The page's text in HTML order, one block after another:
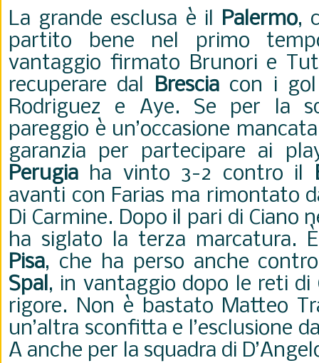
La grande esclusa è il Palermo,
partito bene nel primo
vantaggio firmato Brunori e
recuperare dal Bresciacon i gol
Rodriguez e Aye. Se per la
pareggio è un’occasione
garanzia per partecipare ai
Perugia ha vinto 3-2 contro il
avanti con Farias ma rimontato
Di Carmine. Dopo il pari di Ciano
ha siglato la terza marcatura.
Pisa, che ha perso anche
Spal, in vantaggio dopo le reti di
rigore. Non è bastato Matteo
un’altra sconfitta e l’esclusione
A anche per la squadra di